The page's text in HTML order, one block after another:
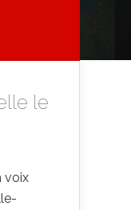
le
voix